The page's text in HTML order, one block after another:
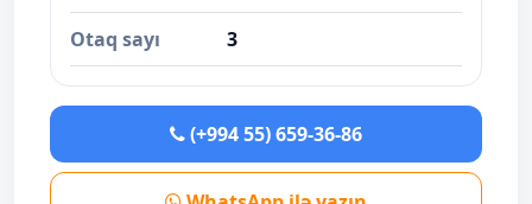
Otaq sayı 3
(+994 55) 659-36-86